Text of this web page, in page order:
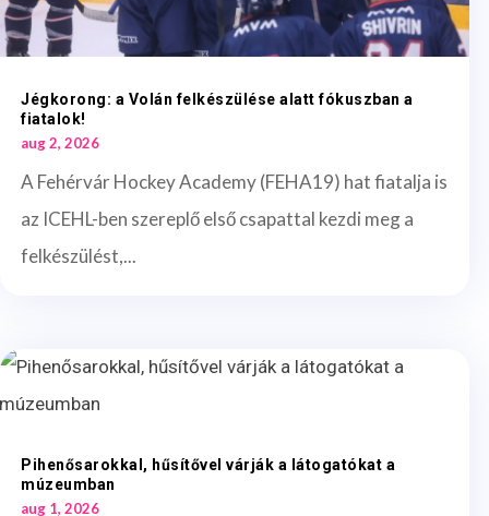
Jégkorong: a Volán felkészülése alatt fókuszban a
fiatalok!
aug 2, 2026
A Fehérvár Hockey Academy (FEHA19) hat fiatalja is
az ICEHL-ben szereplő első csapattal kezdi meg a
felkészülést,...
Pihenősarokkal, hűsítővel várják a látogatókat a
múzeumban
aug 1, 2026